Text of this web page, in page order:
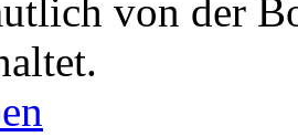
von der